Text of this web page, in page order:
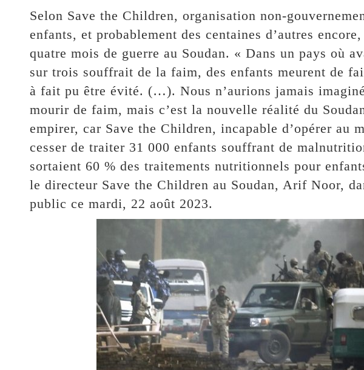
Selon Save the Children, organisation non-
enfants, et probablement des centaines d’autres
quatre mois de guerre au Soudan. « Dans un pays où
sur trois souffrait de la faim, des enfants meurent de
à fait pu être évité. (…). Nous n’aurions jamais
mourir de faim, mais c’est la nouvelle réalité du
empirer, car Save the Children, incapable d’opérer au
cesser de traiter 31 000 enfants souffrant de
sortaient 60 % des traitements nutritionnels pour
le directeur Save the Children au Soudan, Arif Noor,
public ce mardi, 22 août 2023.